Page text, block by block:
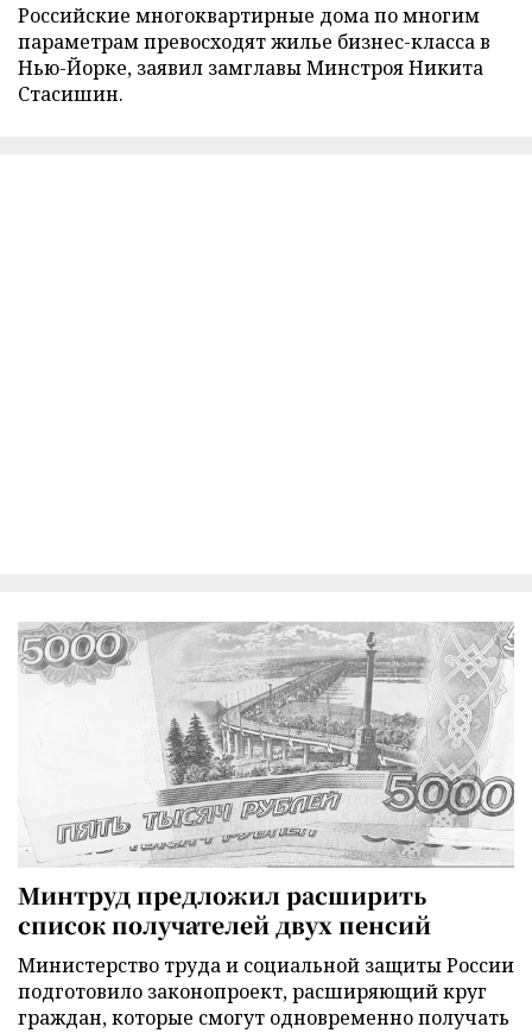
Российские многоквартирные дома по многим
параметрам превосходят жилье бизнес-класса в
Нью-Йорке, заявил замглавы Минстроя Никита
Стасишин.
Минтруд предложил расширить
список получателей двух пенсий
Министерство труда и социальной защиты России
подготовило законопроект, расширяющий круг
граждан, которые смогут одновременно получать